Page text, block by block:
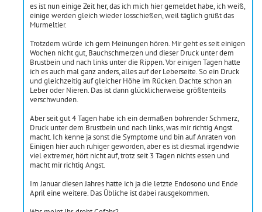
es ist nun einige Zeit her, das ich mich hier gemeldet habe, ich weiß,
einige werden gleich wieder losschießen, weil täglich grüßt das
Murmeltier.
Trotzdem würde ich gern Meinungen hören. Mir geht es seit einigen
Wochen nicht gut, Bauchschmerzen und dieser Druck unter dem
Brustbein und nach links unter die Rippen. Vor einigen Tagen hatte
ich es auch mal ganz anders, alles auf der Leberseite. So ein Druck
und gleichzeitig auf gleicher Höhe im Rücken. Dachte schon an
Leber oder Nieren. Das ist dann glücklicherweise größtenteils
verschwunden.
Aber seit gut 4 Tagen habe ich ein dermaßen bohrender Schmerz,
Druck unter dem Brustbein und nach links, was mir richtig Angst
macht. Ich kenne ja sonst die Symptome und bin auf Anraten von
Einigen hier auch ruhiger geworden, aber es ist diesmal irgendwie
viel extremer, hört nicht auf, trotz seit 3 Tagen nichts essen und
macht mir richtig Angst.
Im Januar diesen Jahres hatte ich ja die letzte Endosono und Ende
April eine weitere. Das Übliche ist dabei rausgekommen.